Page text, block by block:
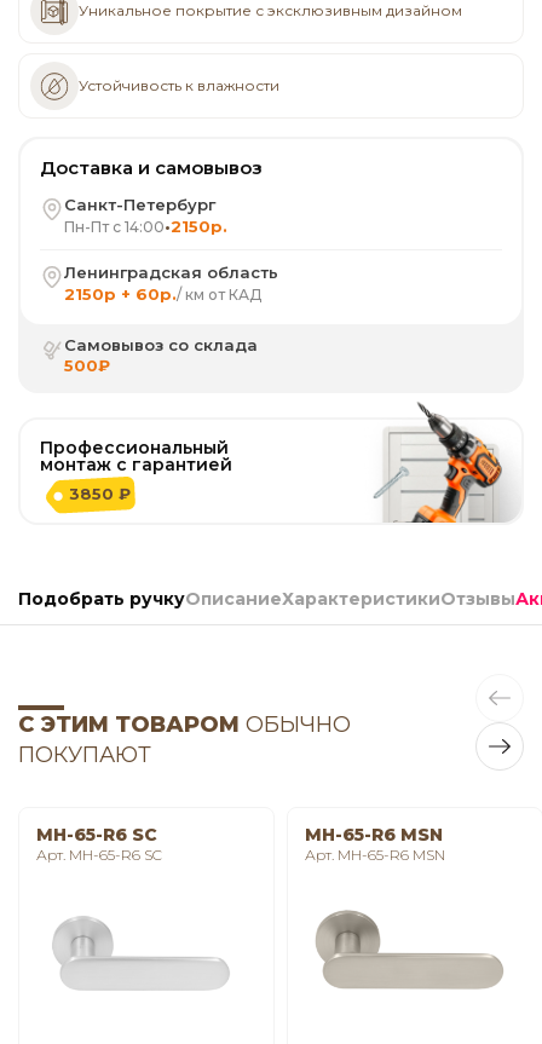
Уникальное покрытие с эксклюзивным дизайном
Устойчивость к влажности
Доставка и самовывоз
Санкт-Петербург
Пн-Пт с 14:00•2150р.
Ленинградская область
2150р + 60р./ км от КАД
Самовывоз со склада
500₽
Профессиональный
монтаж с гарантией
3850 ₽
Подобрать ручкуОписаниеХарактеристикиОтзывы
С ЭТИМ ТОВАРОМ ОБЫЧНО
ПОКУПАЮТ
MH-65-R6 SC
Арт. MH-65-R6 SC
MH-65-R6 MSN
Арт. MH-65-R6 MSN